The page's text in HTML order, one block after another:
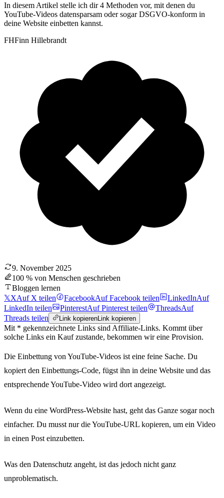
In diesem Artikel stelle ich dir 4 Methoden vor, mit denen du
YouTube-Videos datensparsam oder sogar DSGVO-konform in
deine Website einbetten kannst.
FHFinn Hillebrandt
9. November 2025
100 % von Menschen geschrieben
Bloggen lernen
𝕏XAuf X teilen FacebookAuf Facebook teilen LinkedInAuf
LinkedIn teilen
PinterestAuf Pinterest teilen ThreadsAuf
Threads teilen
Link kopieren Link kopieren
Mit * gekennzeichnete Links sind Affiliate-Links. Kommt über
solche Links ein Kauf zustande, bekommen wir eine Provision.
Die Einbettung von YouTube-Videos ist eine feine Sache. Du
kopiert den Einbettungs-Code, fügst ihn in deine Website und das
entsprechende YouTube-Video wird dort angezeigt.
Wenn du eine WordPress-Website hast, geht das Ganze sogar noch
einfacher. Du musst nur die YouTube-URL kopieren, um ein Video
in einen Post einzubetten.
Was den Datenschutz angeht, ist das jedoch nicht ganz
unproblematisch.